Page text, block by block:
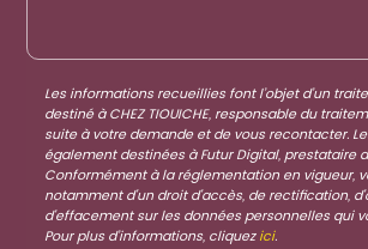
Les informations recueillies font l’objet d’un
destiné àCHEZ TIOUICHE, responsable du
suite à votre demande et de vous recontacter.
également destinées à Futur Digital, prestataire
Conformément à la réglementation en vigueur,
notamment d'un droit d'accès, de rectification,
d'effacement sur les données personnelles qui
Pour plus d’informations, cliquezici.